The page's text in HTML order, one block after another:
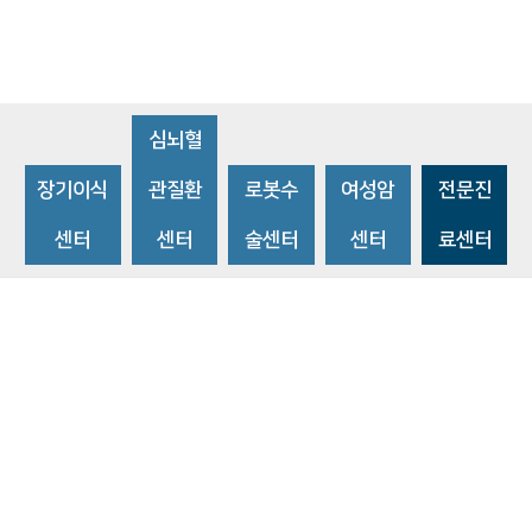
장기이식
센터
심뇌혈
관질환
센터
로봇수
술센터
여성암
센터
전문진
료센터